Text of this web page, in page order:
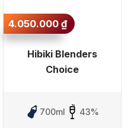
4.050.000₫
Hibiki Blenders
Choice
700ml 43%